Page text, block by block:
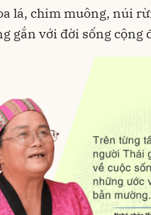
lá, chim muông, núi
gắn với đời sống cộng